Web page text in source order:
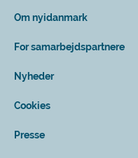
Om nyidanmark
For samarbejdspartnere
Nyheder
Cookies
Presse